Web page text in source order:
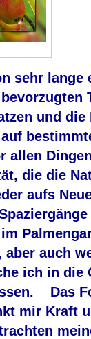
sehr lange
und
allen
die die
aufs
aber auch
ich in die
Das
mir Kraft